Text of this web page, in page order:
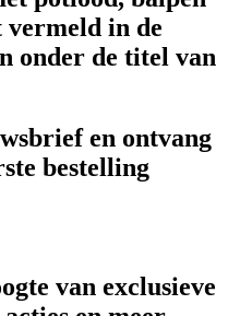
in de
onder de titel van
en ontvang
bestelling
van exclusieve